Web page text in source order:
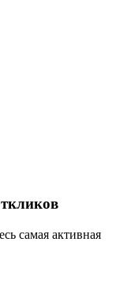
самая активная